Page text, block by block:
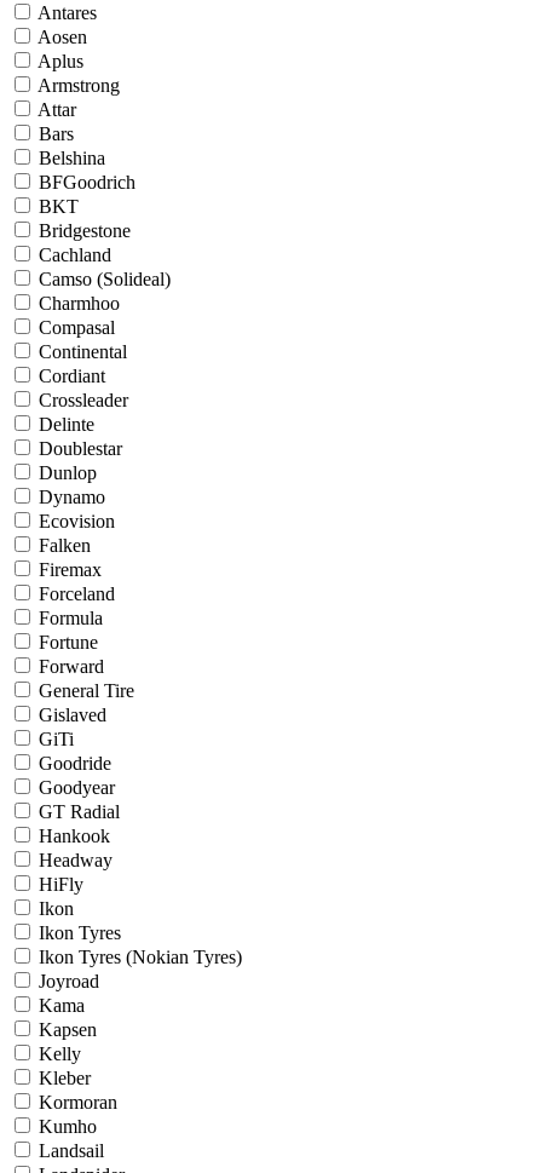
Antares
Aosen
Aplus
Armstrong
Attar
Bars
Belshina
BFGoodrich
BKT
Bridgestone
Cachland
Camso (Solideal)
Charmhoo
Compasal
Continental
Cordiant
Crossleader
Delinte
Doublestar
Dunlop
Dynamo
Ecovision
Falken
Firemax
Forceland
Formula
Fortune
Forward
General Tire
Gislaved
GiTi
Goodride
Goodyear
GT Radial
Hankook
Headway
HiFly
Ikon
Ikon Tyres
Ikon Tyres (Nokian Tyres)
Joyroad
Kama
Kapsen
Kelly
Kleber
Kormoran
Kumho
Landsail